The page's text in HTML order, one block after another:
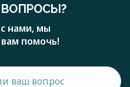
нами, мы
помочь!